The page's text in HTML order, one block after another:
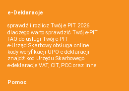
e-Deklaracje
sprawdź i rozlicz Twój e PIT 2026
dlaczego warto sprawdzić Twój e-PIT
FAQ do usługi Twój e-PIT
e-Urząd Skarbowy obsługa online
kody weryfikacji UPO e-deklaracji
znajdź kod Urzędu Skarbowego
e-deklaracje VAT, CIT, PCC oraz inne
Pomoc